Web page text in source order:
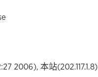
2006), 本站(202.117.1.8)